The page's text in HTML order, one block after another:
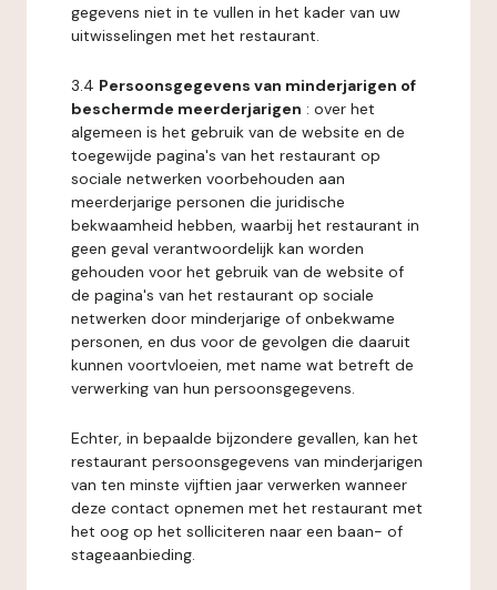
gegevens niet in te vullen in het kader van uw
uitwisselingen met het restaurant.
3.4 Persoonsgegevens van minderjarigen of
beschermde meerderjarigen : over het
algemeen is het gebruik van de website en de
toegewijde pagina's van het restaurant op
sociale netwerken voorbehouden aan
meerderjarige personen die juridische
bekwaamheid hebben, waarbij het restaurant in
geen geval verantwoordelijk kan worden
gehouden voor het gebruik van de website of
de pagina's van het restaurant op sociale
netwerken door minderjarige of onbekwame
personen, en dus voor de gevolgen die daaruit
kunnen voortvloeien, met name wat betreft de
verwerking van hun persoonsgegevens.
Echter, in bepaalde bijzondere gevallen, kan het
restaurant persoonsgegevens van minderjarigen
van ten minste vijftien jaar verwerken wanneer
deze contact opnemen met het restaurant met
het oog op het solliciteren naar een baan- of
stageaanbieding.